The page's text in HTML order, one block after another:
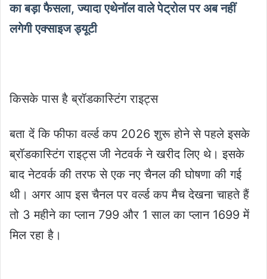
का बड़ा फैसला, ज्यादा एथेनॉल वाले पेट्रोल पर अब नहीं
लगेगी एक्साइज ड्यूटी
किसके पास है ब्रॉडकास्टिंग राइट्स
बता दें कि फीफा वर्ल्ड कप 2026 शुरू होने से पहले इसके
ब्रॉडकास्टिंग राइट्स जी नेटवर्क ने खरीद लिए थे। इसके
बाद नेटवर्क की तरफ से एक नए चैनल की घोषणा की गई
थी। अगर आप इस चैनल पर वर्ल्ड कप मैच देखना चाहते हैं
तो 3 महीने का प्लान 799 और 1 साल का प्लान 1699 में
मिल रहा है।